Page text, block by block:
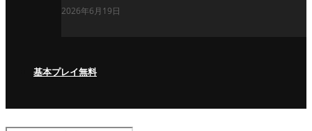
2026年6月19日
基本プレイ無料